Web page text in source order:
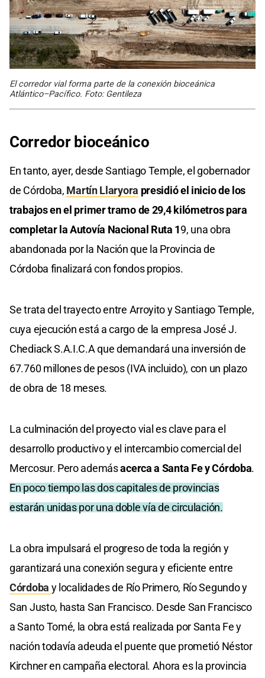
El corredor vial forma parte de la conexión bioceánica
Atlántico–Pacífico. Foto: Gentileza
Corredor bioceánico
En tanto, ayer, desde Santiago Temple, el gobernador
de Córdoba, Martín Llaryora presidió el inicio de los
trabajos en el primer tramo de 29,4 kilómetros para
completar la Autovía Nacional Ruta 19, una obra
abandonada por la Nación que la Provincia de
Córdoba finalizará con fondos propios.
Se trata del trayecto entre Arroyito y Santiago Temple,
cuya ejecución está a cargo de la empresa José J.
Chediack S.A.I.C.A que demandará una inversión de
67.760 millones de pesos (IVA incluido), con un plazo
de obra de 18 meses.
La culminación del proyecto vial es clave para el
desarrollo productivo y el intercambio comercial del
Mercosur. Pero ademásacerca a Santa Fe y Córdoba.
En poco tiempo las dos capitales de provincias
estarán unidas por una doble vía de circulación.
La obra impulsará el progreso de toda la región y
garantizará una conexión segura y eficiente entre
Córdoba y localidades de Río Primero, Río Segundo y
San Justo, hasta San Francisco. Desde San Francisco
a Santo Tomé, la obra está realizada por Santa Fe y
nación todavía adeuda el puente que prometió Néstor
Kirchner en campaña electoral. Ahora es la provincia